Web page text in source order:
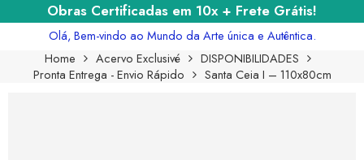
Obras Certificadas em 10x + Frete Grátis!
Olá, Bem-vindo ao Mundo da Arte única e Autêntica.
Home
Acervo Exclusivé
DISPONIBILIDADES
Pronta Entrega - Envio Rápido
Santa Ceia I – 110x80cm